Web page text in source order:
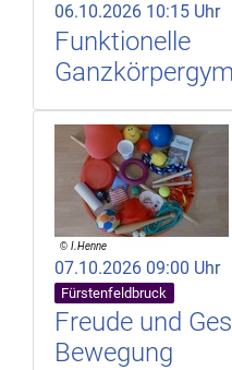
06.10.2026 10:15 Uhr
Funktionelle
07.10.2026 09:00 Uhr
Fürstenfeldbruck
Freude und
Bewegung